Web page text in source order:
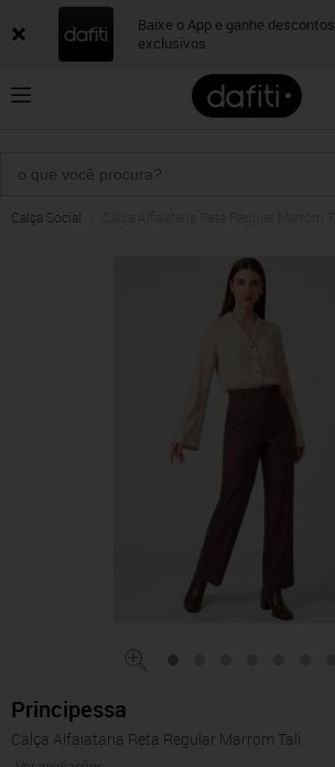
Baixe o App e ganhe descontos
exclusivos
Calça Social
Principessa
Calça Alfaiataria Reta Regular Marrom Tali